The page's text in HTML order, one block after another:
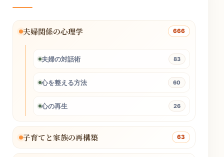
夫婦関係の心理学 666
夫婦の対話術 83
心を整える方法 60
心の再生 26
子育てと家族の再構築 63